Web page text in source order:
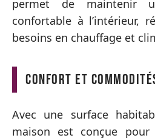
permet de maintenir
confortable à l’intérieur,
besoins en chauffage et
Confort et
Avec une surface
maison est conçue